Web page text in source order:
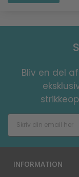
Bliv en del
INFORMATION